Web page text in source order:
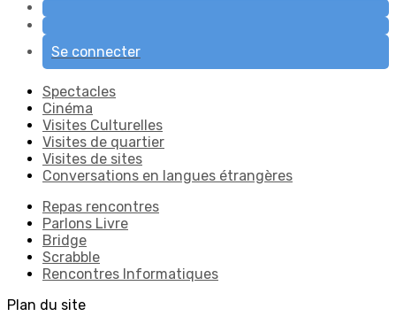
Se connecter
Spectacles
Cinéma
Visites Culturelles
Visites de quartier
Visites de sites
Conversations en langues étrangères
Repas rencontres
Parlons Livre
Bridge
Scrabble
Rencontres Informatiques
Plan du site